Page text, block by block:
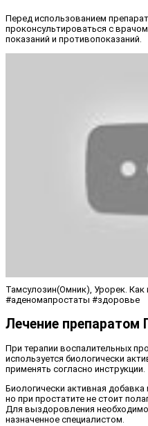
Перед использованием
проконсультироваться с
показаний и противопоказаний.
Тамсулозин(Омник), Урорек. Как
#аденомапростаты #здоровье
Лечение препаратом
При терапии воспалительных
используется биологически
применять согласно инструкции.
Биологически активная
но при простатите не стоит
Для выздоровления
назначенное специалистом.